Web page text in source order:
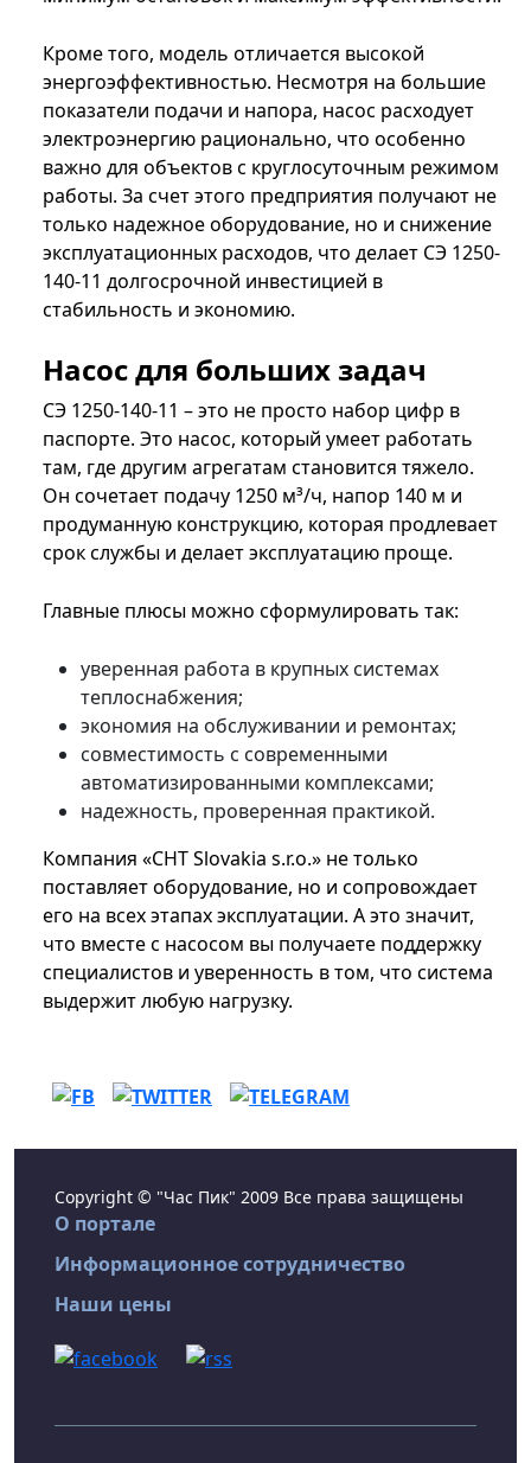
Кроме того, модель отличается высокой
энергоэффективностью. Несмотря на большие
показатели подачи и напора, насос расходует
электроэнергию рационально, что особенно
важно для объектов с круглосуточным режимом
работы. За счет этого предприятия получают не
только надежное оборудование, но и снижение
эксплуатационных расходов, что делает СЭ 1250-
140-11 долгосрочной инвестицией в
стабильность и экономию.
Насос для больших задач
СЭ 1250-140-11 – это не просто набор цифр в
паспорте. Это насос, который умеет работать
там, где другим агрегатам становится тяжело.
Он сочетает подачу 1250 м³/ч, напор 140 м и
продуманную конструкцию, которая продлевает
срок службы и делает эксплуатацию проще.
Главные плюсы можно сформулировать так:
уверенная работа в крупных системах
теплоснабжения;
экономия на обслуживании и ремонтах;
совместимость с современными
автоматизированными комплексами;
надежность, проверенная практикой.
Компания «CHT Slovakia s.r.o.» не только
поставляет оборудование, но и сопровождает
его на всех этапах эксплуатации. А это значит,
что вместе с насосом вы получаете поддержку
специалистов и уверенность в том, что система
выдержит любую нагрузку.
Copyright © "Час Пик" 2009 Все права защищены
О портале
Информационное сотрудничество
Наши цены